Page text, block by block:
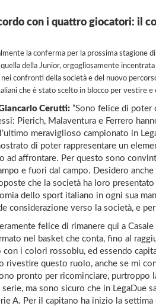
con i quattro giocatori: il
la conferma per la prossima stagione
della Junior, orgogliosamente
confronti della società e del nuovo
che è stato scelto in blocco per vestire e
Cerutti: “Sono felice di poter
Pierich, Malaventura e Ferrero
meraviglioso campionato in
di poter rappresentare un
ad affrontare. Per questo sono
e fuori dal campo. Desidero
che la società ha loro
dello sport italiano in ogni sua
considerazione verso la società, e
felice di rimanere qui a
nel basket che conta, fino al
i colori rossoblu, ed essendo
rivestire questo ruolo, anche se mi
pronto per ricominciare, purtroppo
serie, ma sono sicuro che in LegaDue
A. Per il capitano ha inizio la